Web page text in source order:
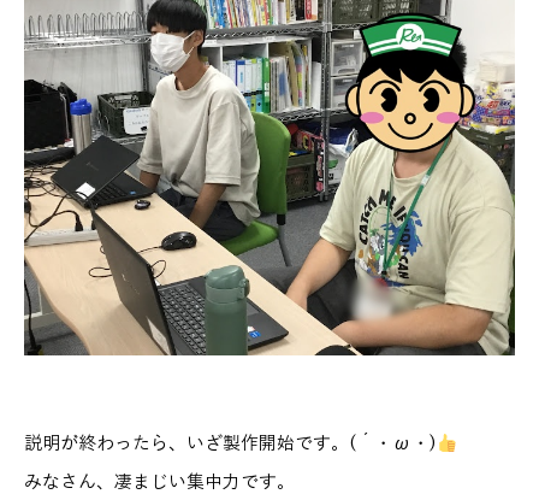
説明が終わったら、いざ製作開始です。(´・ω・)
みなさん、凄まじい集中力です。